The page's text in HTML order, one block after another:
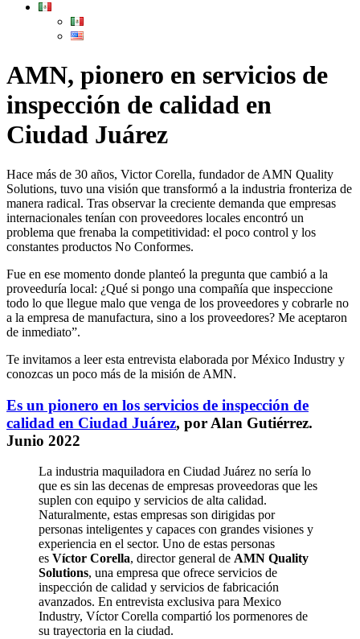
AMN, pionero en servicios de
inspección de calidad en
Ciudad Juárez
Hace más de 30 años, Victor Corella, fundador de AMN Quality
Solutions, tuvo una visión que transformó a la industria fronteriza de
manera radical. Tras observar la creciente demanda que empresas
internacionales tenían con proveedores locales encontró un
problema que frenaba la competitividad: el poco control y los
constantes productos No Conformes.
Fue en ese momento donde planteó la pregunta que cambió a la
proveeduría local: ¿Qué si pongo una compañía que inspeccione
todo lo que llegue malo que venga de los proveedores y cobrarle no
a la empresa de manufactura, sino a los proveedores? Me aceptaron
de inmediato”.
Te invitamos a leer esta entrevista elaborada por México Industry y
conozcas un poco más de la misión de AMN.
Es un pionero en los servicios de inspección de
calidad en Ciudad Juárez, por Alan Gutiérrez.
Junio 2022
La industria maquiladora en Ciudad Juárez no sería lo
que es sin las decenas de empresas proveedoras que les
suplen con equipo y servicios de alta calidad.
Naturalmente, estas empresas son dirigidas por
personas inteligentes y capaces con grandes visiones y
experiencia en el sector. Uno de estas personas
es Víctor Corella, director general de AMN Quality
Solutions, una empresa que ofrece servicios de
inspección de calidad y servicios de fabricación
avanzados. En entrevista exclusiva para Mexico
Industry, Víctor Corella compartió los pormenores de
su trayectoria en la ciudad.